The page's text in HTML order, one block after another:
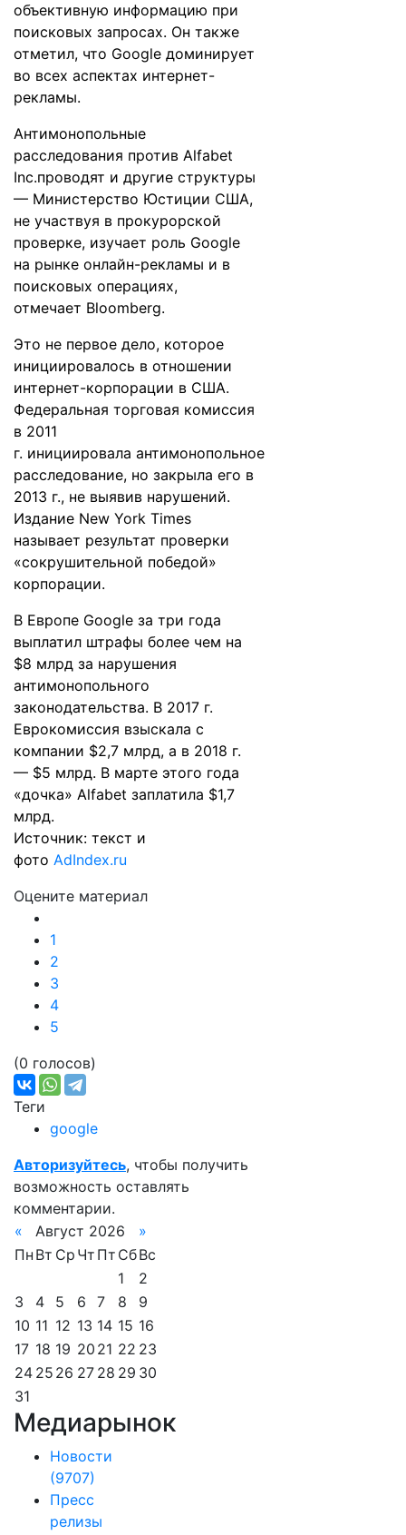
объективную информацию при
поисковых запросах. Он также
отметил, что Google доминирует
во всех аспектах интернет-
рекламы.
Антимонопольные
расследования против Alfabet
Inc.проводят и другие структуры
— Министерство Юстиции США,
не участвуя в прокурорской
проверке, изучает роль Google
на рынке онлайн-рекламы и в
поисковых операциях,
отмечает Bloomberg.
Это не первое дело, которое
инициировалось в отношении
интернет-корпорации в США.
Федеральная торговая комиссия
в 2011
г. инициировала антимонопольное
расследование, но закрыла его в
2013 г., не выявив нарушений.
Издание New York Times
называет результат проверки
«сокрушительной победой»
корпорации.
В Европе Google за три года
выплатил штрафы более чем на
$8 млрд за нарушения
антимонопольного
законодательства. В 2017 г.
Еврокомиссия взыскала с
компании $2,7 млрд, а в 2018 г.
— $5 млрд. В марте этого года
«дочка» Alfabet заплатила $1,7
млрд.
Источник: текст и
фото AdIndex.ru
Оцените материал
1
2
3
4
5
(0 голосов)
Теги
google
Авторизуйтесь, чтобы получить
возможность оставлять
комментарии.
«
Август 2026
»
Пн Вт Ср Чт Пт СбВс
1
2
3
4 5 6 7 8
9
10 11 12 13 14 15 16
17 18 19 20 21 22 23
24 25 26 27 28 29 30
31
Медиарынок
Новости
(9707)
Пресс
релизы